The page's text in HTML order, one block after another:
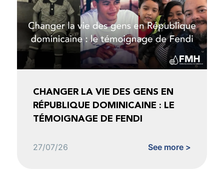
CHANGER LA VIE DES GENS EN
RÉPUBLIQUE DOMINICAINE : LE
TÉMOIGNAGE DE FENDI
27/07/26 See more >